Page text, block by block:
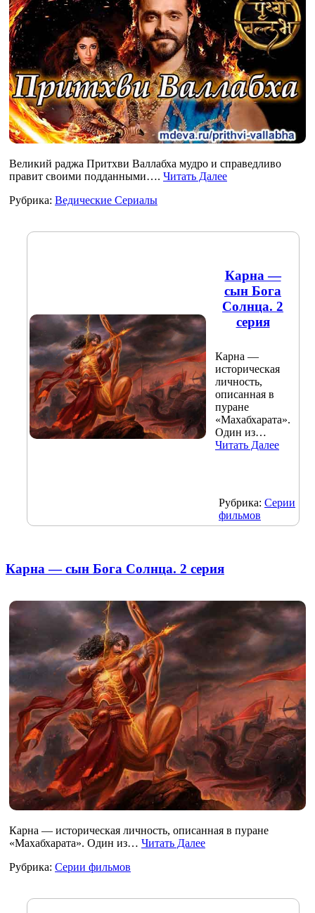
Великий раджа Притхви Валлабха мудро и справедливо
правит своими подданными…. Читать Далее
Рубрика: Ведические Сериалы
Карна —
сын Бога
Солнца. 2
серия
Карна —
историческая
личность,
описанная в
пуране
«Махабхарата».
Один из…
Читать Далее
Рубрика: Серии
фильмов
Карна — сын Бога Солнца. 2 серия
Карна — историческая личность, описанная в пуране
«Махабхарата». Один из… Читать Далее
Рубрика: Серии фильмов